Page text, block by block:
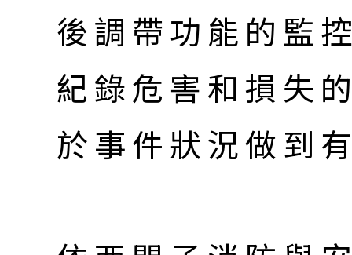
後調帶功能的監
紀錄危害和損失
於事件狀況做到